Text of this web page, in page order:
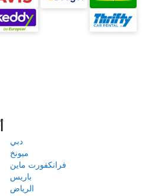
دبي
ميونخ
فرانكفورت ماين
باريس
الرياض